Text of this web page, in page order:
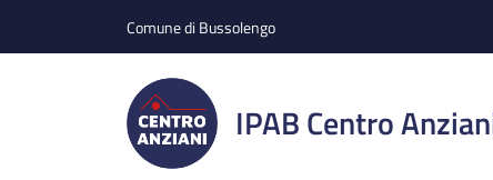
Comune di Bussolengo
IPAB Centro